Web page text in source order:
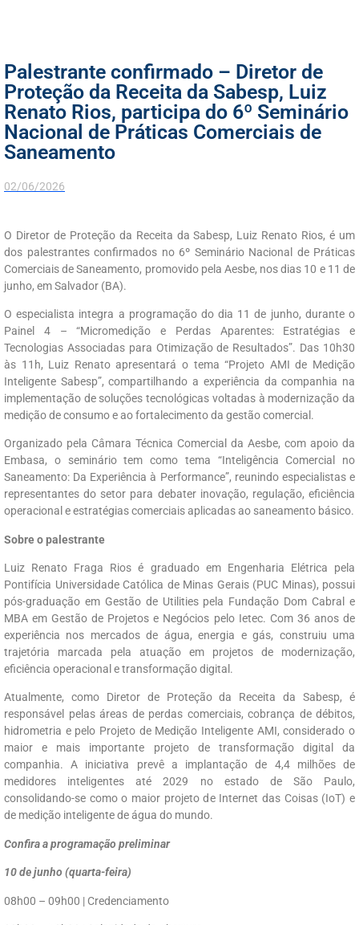
Palestrante confirmado – Diretor de
Proteção da Receita da Sabesp, Luiz
Renato Rios, participa do 6º Seminário
Nacional de Práticas Comerciais de
Saneamento
02/06/2026
O Diretor de Proteção da Receita da Sabesp, Luiz Renato Rios, é um
dos palestrantes confirmados no 6º Seminário Nacional de Práticas
Comerciais de Saneamento, promovido pela Aesbe, nos dias 10 e 11 de
junho, em Salvador (BA).
O especialista integra a programação do dia 11 de junho, durante o
Painel 4 – “Micromedição e Perdas Aparentes: Estratégias e
Tecnologias Associadas para Otimização de Resultados”. Das 10h30
às 11h, Luiz Renato apresentará o tema “Projeto AMI de Medição
Inteligente Sabesp”, compartilhando a experiência da companhia na
implementação de soluções tecnológicas voltadas à modernização da
medição de consumo e ao fortalecimento da gestão comercial.
Organizado pela Câmara Técnica Comercial da Aesbe, com apoio da
Embasa, o seminário tem como tema “Inteligência Comercial no
Saneamento: Da Experiência à Performance”, reunindo especialistas e
representantes do setor para debater inovação, regulação, eficiência
operacional e estratégias comerciais aplicadas ao saneamento básico.
Sobre o palestrante
Luiz Renato Fraga Rios é graduado em Engenharia Elétrica pela
Pontifícia Universidade Católica de Minas Gerais (PUC Minas), possui
pós-graduação em Gestão de Utilities pela Fundação Dom Cabral e
MBA em Gestão de Projetos e Negócios pelo Ietec. Com 36 anos de
experiência nos mercados de água, energia e gás, construiu uma
trajetória marcada pela atuação em projetos de modernização,
eficiência operacional e transformação digital.
Atualmente, como Diretor de Proteção da Receita da Sabesp, é
responsável pelas áreas de perdas comerciais, cobrança de débitos,
hidrometria e pelo Projeto de Medição Inteligente AMI, considerado o
maior e mais importante projeto de transformação digital da
companhia. A iniciativa prevê a implantação de 4,4 milhões de
medidores inteligentes até 2029 no estado de São Paulo,
consolidando-se como o maior projeto de Internet das Coisas (IoT) e
de medição inteligente de água do mundo.
Confira a programação preliminar
10 de junho (quarta-feira)
08h00 – 09h00 | Credenciamento